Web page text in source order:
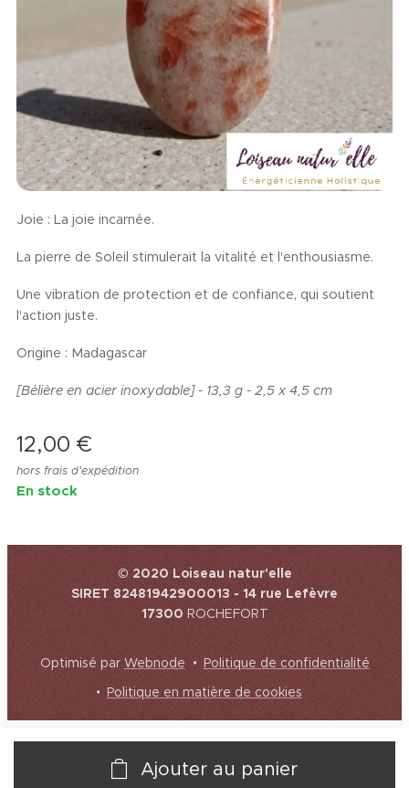
Joie : La joie incarnée.
La pierre de Soleil stimulerait la vitalité et l'enthousiasme.
Une vibration de protection et de confiance, qui soutient
l'action juste.
Origine : Madagascar
[Bélière en acier inoxydable] - 13,3 g - 2,5 x 4,5 cm
12,00 €
hors frais d'expédition
En stock
Ajouter au panier
© 2020 Loiseau natur'elle
SIRET 82481942900013 - 14 rue Lefèvre
17300ROCHEFORT
Optimisé parWebnode
Politique de confidentialité
Politique en matière de cookies